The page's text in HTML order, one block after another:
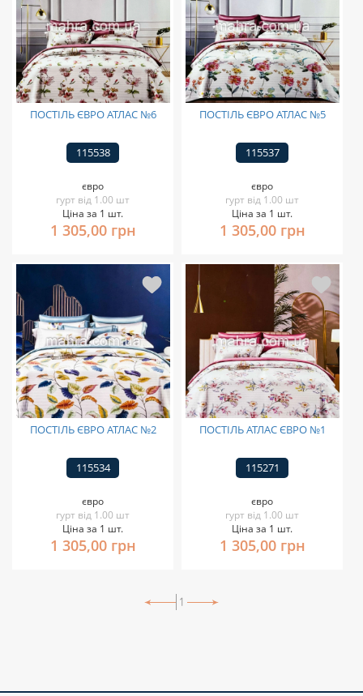
ПОСТІЛЬ ЄВРО АТЛАС №6
115538
євро
гурт від 1.00 шт
Ціна за 1 шт.
1 305,00 грн
ПОСТІЛЬ ЄВРО АТЛАС №5
115537
євро
гурт від 1.00 шт
Ціна за 1 шт.
1 305,00 грн
ПОСТІЛЬ ЄВРО АТЛАС №2
115534
євро
гурт від 1.00 шт
Ціна за 1 шт.
1 305,00 грн
ПОСТІЛЬ АТЛАС ЄВРО №1
115271
євро
гурт від 1.00 шт
Ціна за 1 шт.
1 305,00 грн
1